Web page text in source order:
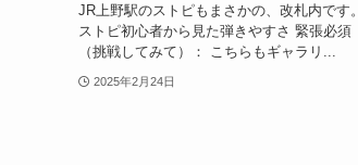
JR上野駅のストピもまさかの、改札内です。
ストピ初心者から見た弾きやすさ 緊張必須
（挑戦してみて）： こちらもギャラリ...
2025年2月24日